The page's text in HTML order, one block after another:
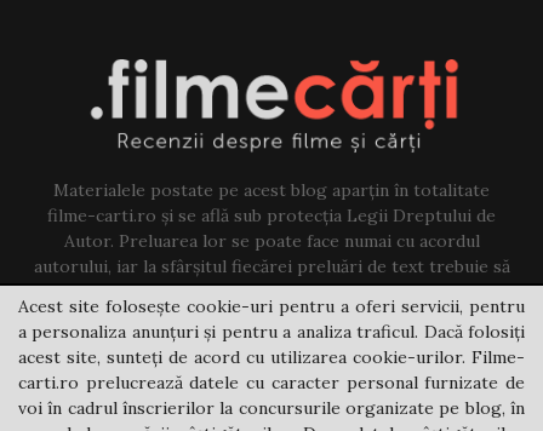
Materialele postate pe acest blog aparțin în totalitate
filme-carti.ro și se află sub protecția Legii Dreptului de
Autor. Preluarea lor se poate face numai cu acordul
autorului, iar la sfârșitul fiecărei preluări de text trebuie să
existe un link către acest blog.
Contact us:jovi@filme-carti.ro
Acest site folosește cookie-uri pentru a oferi servicii, pentru
a personaliza anunțuri și pentru a analiza traficul. Dacă folosiți
acest site, sunteți de acord cu utilizarea cookie-urilor. Filme-
carti.ro prelucrează datele cu caracter personal furnizate de
voi în cadrul înscrierilor la concursurile organizate pe blog, în